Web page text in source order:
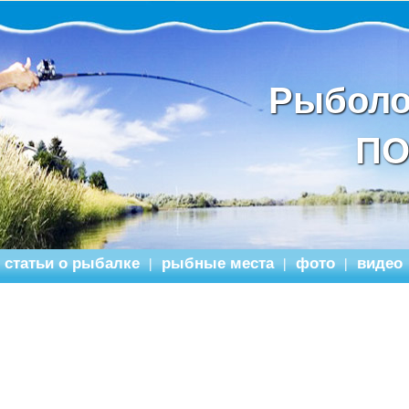
статьи о рыбалке | рыбные места | фото | видео